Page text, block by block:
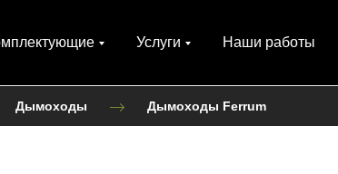
Услуги Наши работы
Дымоходы Дымоходы Ferrum